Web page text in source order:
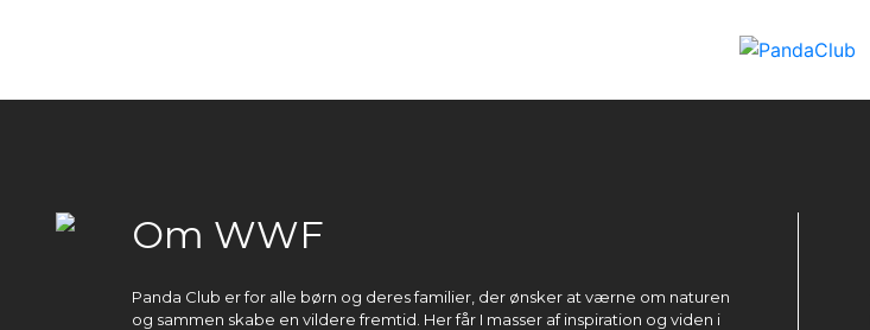
Om WWF
Panda Club er for alle børn og deres familier, der ønsker at værne om naturen
og sammen skabe en vildere fremtid. Her får I masser af inspiration og viden i